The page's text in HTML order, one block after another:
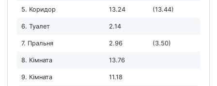
5. Коридор 13.24 (13.44)
6. Туалет 2.14
7. Пральня 2.96 (3.50)
8. Кімната 13.76
9. Кімната 11.18